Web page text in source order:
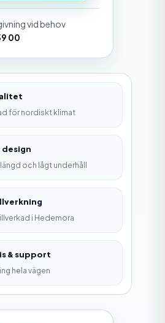
vid behov
00
för nordiskt klimat
design
och lågt underhåll
i Hedemora
& support
hela vägen